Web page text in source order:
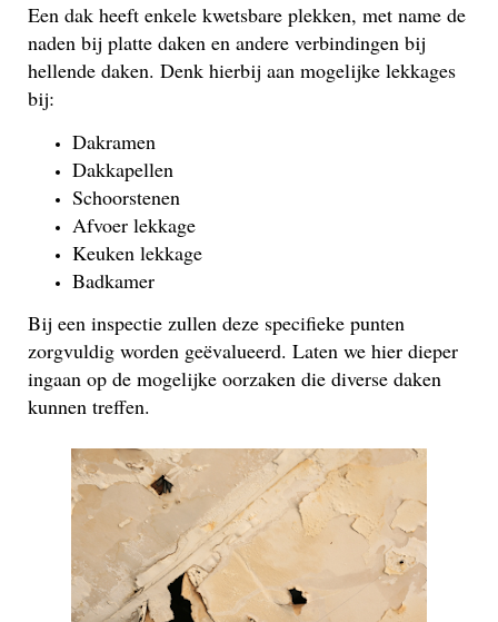
Een dak heeft enkele kwetsbare plekken, met name de
naden bij platte daken en andere verbindingen bij
hellende daken. Denk hierbij aan mogelijke lekkages
bij:
Dakramen
Dakkapellen
Schoorstenen
Afvoer lekkage
Keuken lekkage
Badkamer
Bij een inspectie zullen deze specifieke punten
zorgvuldig worden geëvalueerd. Laten we hier dieper
ingaan op de mogelijke oorzaken die diverse daken
kunnen treffen.